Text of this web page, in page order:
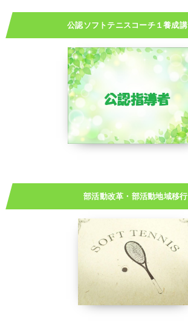
公認ソフトテニスコーチ１養成
部活動改革・部活動地域移行